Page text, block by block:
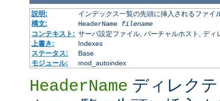
説明:
インデックス一覧の先頭に挿入されるファイ
構文:
HeaderName filename
コンテキスト: サーバ設定ファイル, バーチャルホスト, ディ
上書き:
Indexes
ステータス:
Base
モジュール:
mod_autoindex
HeaderName ディレク